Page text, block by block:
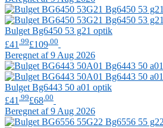
Bulget Bg6450 53 g21 optik
£41 .99£109 .00
Beregnet af 9 Aug 2026
Bulget Bg6443 50 a01 optik
£41 .99£68 .00
Beregnet af 9 Aug 2026